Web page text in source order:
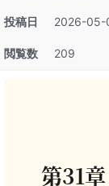
投稿日 2026-05-
閲覧数 209
第31